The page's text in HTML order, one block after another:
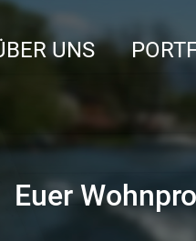
UNS
Euer